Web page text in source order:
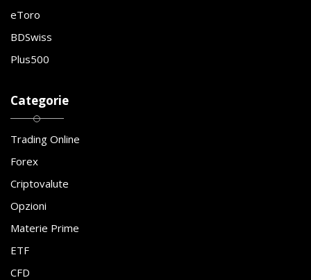
eToro
BDSwiss
Plus500
Categorie
Trading Online
Forex
Criptovalute
Opzioni
Materie Prime
ETF
CFD